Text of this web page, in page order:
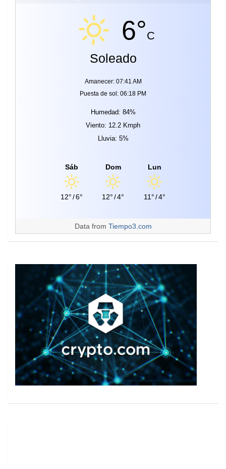
6°C
Soleado
Amanecer: 07:41 AM
Puesta de sol: 06:18 PM
Humedad: 84%
Viento: 12.2 Kmph
Lluvia: 5%
Sáb
12°/6°
Dom
12°/4°
Lun
11°/4°
Data from Tiempo3.com